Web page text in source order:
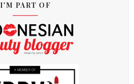
I'M PART OF